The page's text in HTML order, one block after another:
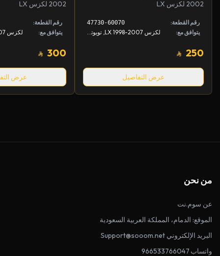
2002 لكزس LX
رقم القطعة: 47730-60070
يتوافق مع:
250
عرض التفاصيل
2002 لكزس LX
رقم القطعة:
يتوافق مع:
300
عرض
من نحن
عن سوم.نت
الموقع: الدمام، المملكة العربية السعودية
البريد الإلكتروني Support@sooom.net
واتساب 966533766047